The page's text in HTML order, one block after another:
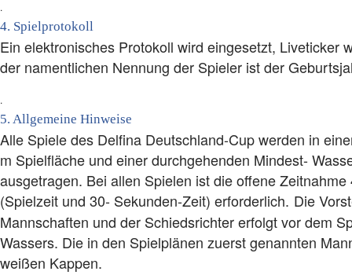
.
4. Spielprotokoll
Ein elektronisches Protokoll wird eingesetzt, Liveticker
der namentlichen Nennung der Spieler ist der
.
5. Allgemeine Hinweise
Alle Spiele des Delfina Deutschland-Cup werden in
m Spielfläche und einer durchgehenden Mindest-
ausgetragen. Bei allen Spielen ist die offene
(Spielzeit und 30- Sekunden-Zeit) erforderlich. Die
Mannschaften und der Schiedsrichter erfolgt vor dem
Wassers. Die in den Spielplänen zuerst genannten
weißen Kappen.